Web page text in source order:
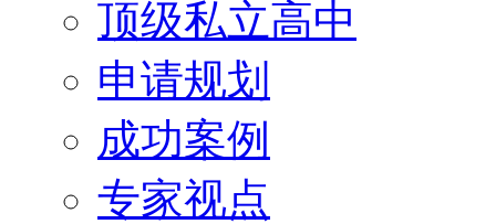
顶级私立高中
申请规划
成功案例
专家视点